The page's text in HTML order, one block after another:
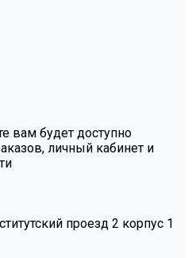
вам будет доступно
личный кабинет и
проезд 2 корпус 1